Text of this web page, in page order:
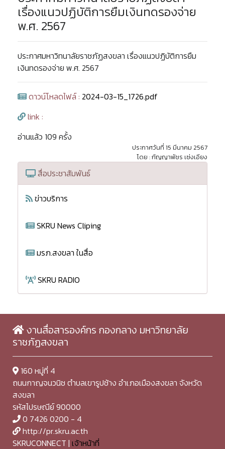
เรื่องแนวปฏิบัติการยืมเงินทดรองจ่าย
พ.ศ. 2567
ประกาศมหาวิทนาลัยราชภัฏสงขลา เรื่องแนวปฏิบัติการยืม
เงินทดรองจ่าย พ.ศ. 2567
ดาวน์โหลดไฟล์ : 2024-03-15_1726.pdf
link :
อ่านแล้ว 109 ครั้ง
ประกาศวันที่ 15 มีนาคม 2567
โดย : กัญญาพัชร เซ่งเอียง
สื่อประชาสัมพันธ์
ข่าวบริการ
SKRU News Cliping
มรภ.สงขลา ในสื่อ
SKRU RADIO
งานสื่อสารองค์กร กองกลาง มหาวิทยาลัย
ราชภัฏสงขลา
160 หมู่ที่ 4
ถนนกาญจนวนิช ตำบลเขารูปช้าง อำเภอเมืองสงขลา จังหวัด
สงขลา
รหัสไปรษณีย์ 90000
0 7426 0200 - 4
http://pr.skru.ac.th
SKRUCONNECT | เจ้าหน้าที่